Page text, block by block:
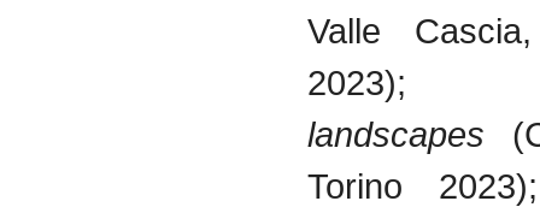
Valle
landscapes
Torino